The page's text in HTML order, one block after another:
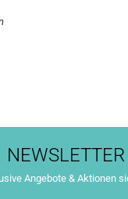
NEWSLETTER
Angebote & Aktionen